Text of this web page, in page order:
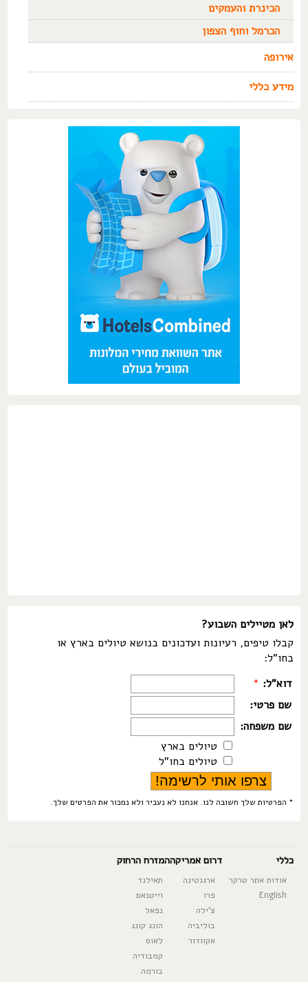
הכינרת והעמקים
הכרמל וחוף הצפון
אירופה
מידע כללי
לאן מטיילים השבוע?
קבלו טיפים, רעיונות ועדכונים בנושא טיולים בארץ או
בחו"ל:
דוא"ל: *
שם פרטי:
שם משפחה:
טיולים בארץ
טיולים בחו"ל
* הפרטיות שלך חשובה לנו. אנחנו לא נעביר ולא נמכור את הפרטים שלך.
כללי
אודות אתר טרקר
English
דרום אמריקה
ארגנטינה
פרו
צ'ילה
בוליביה
אקוודור
המזרח הרחוק
תאילנד
וייטנאם
נפאל
הונג קונג
לאוס
קמבודיה
בורמה